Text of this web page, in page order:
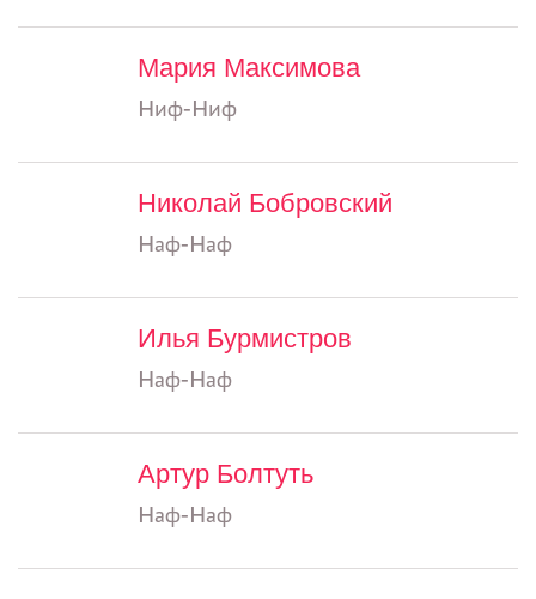
Мария Максимова
Ниф-Ниф
Николай Бобровский
Наф-Наф
Илья Бурмистров
Наф-Наф
Артур Болтуть
Наф-Наф